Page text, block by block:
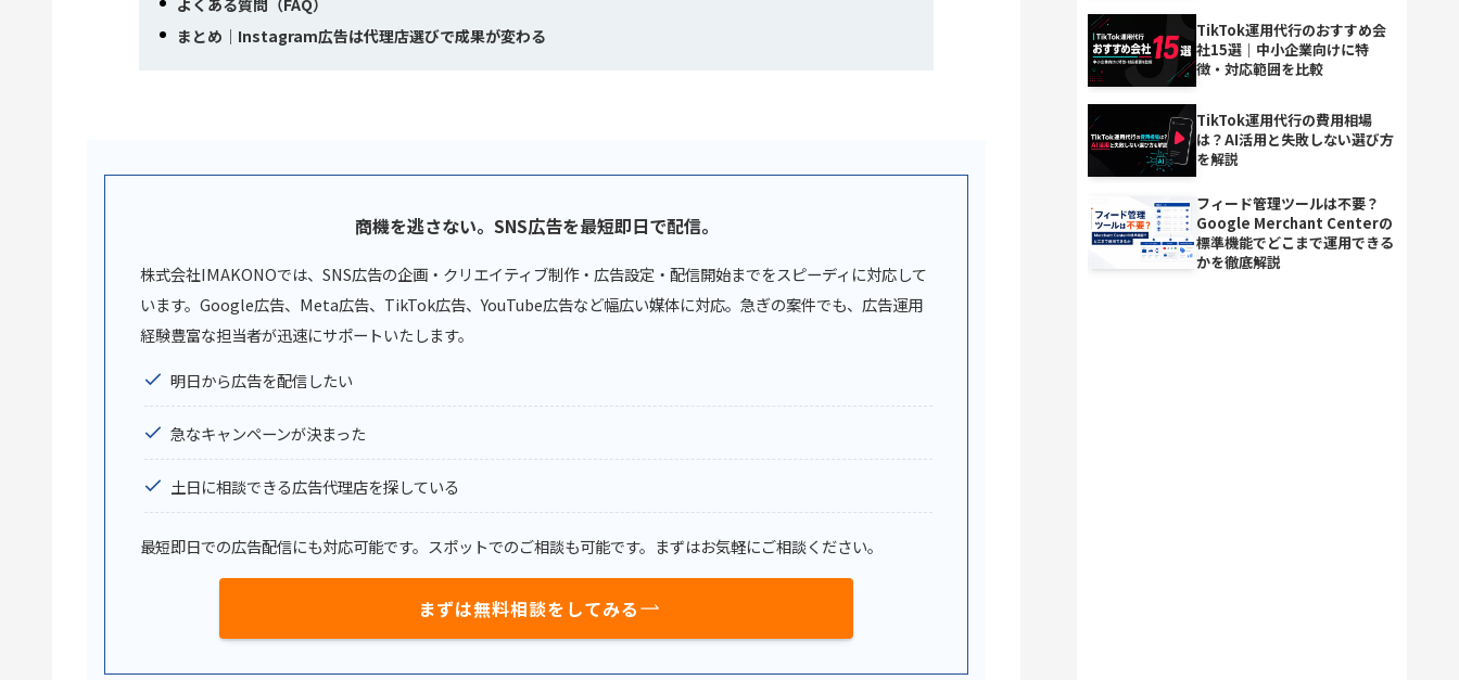
まとめ｜Instagram広告は代理店選びで成果が変わる
商機を逃さない。 SNS広告を最短即日で配信。
株式会社IMAKONOでは、SNS広告の企画・クリエイティブ制作・広告設定・配信開始までをスピーディに対応して
います。Google広告、Meta広告、TikTok広告、YouTube広告など幅広い媒体に対応。急ぎの案件でも、広告運用
経験豊富な担当者が迅速にサポートいたします。
明日から広告を配信したい
急なキャンペーンが決まった
土日に相談できる広告代理店を探している
最短即日での広告配信にも対応可能です。スポットでのご相談も可能です。まずはお気軽にご相談ください。
まずは無料相談をしてみる
TikTok運用代行のおすすめ会
社15選｜中小企業向けに特
徴・対応範囲を比較
TikTok運用代行の費用相場
は？AI活用と失敗しない選び方
を解説
フィード管理ツールは不要？
Google Merchant Centerの
標準機能でどこまで運用できる
かを徹底解説